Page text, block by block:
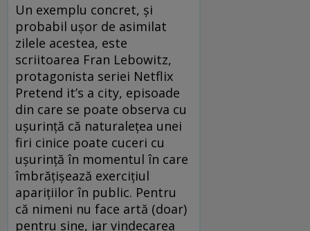
Un exemplu concret, și
probabil ușor de asimilat
zilele acestea, este
scriitoarea Fran Lebowitz,
protagonista seriei Netflix
Pretend it’s a city, episoade
din care se poate observa cu
ușurință că naturalețea unei
firi cinice poate cuceri cu
ușurință în momentul în care
îmbrățișează exercițiul
aparițiilor în public. Pentru
că nimeni nu face artă (doar)
pentru sine, iar vindecarea